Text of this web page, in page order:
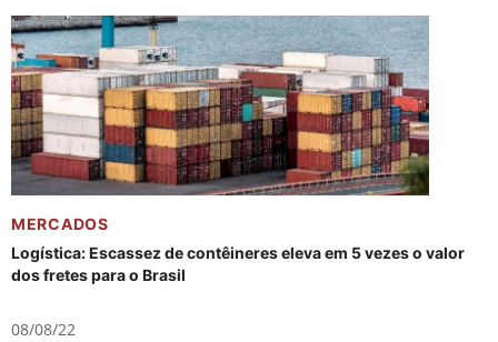
MERCADOS
Logística: Escassez de contêineres eleva em 5 vezes o valor
dos fretes para o Brasil
08/08/22